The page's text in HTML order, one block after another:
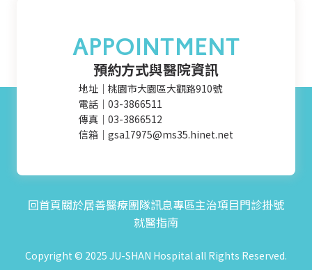
APPOINTMENT
預約方式與醫院資訊
地址｜桃園市大園區大觀路910號
電話｜03-3866511
傳真｜03-3866512
信箱｜gsa17975@ms35.hinet.net
回首頁關於居善醫療團隊訊息專區主治項目門診掛號
就醫指南
Copyright © 2025 JU-SHAN Hospital all Rights Reserved.